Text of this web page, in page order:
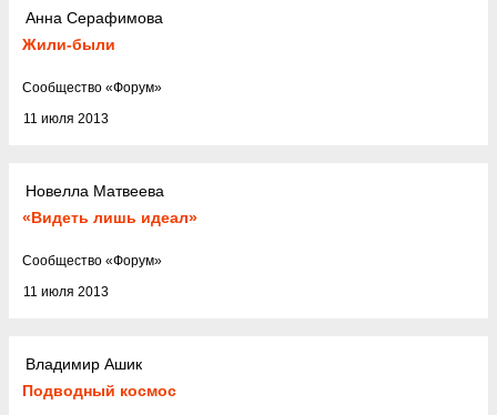
Анна Серафимова
Жили-были
11 июля 2013
Cообщество «Форум»
Новелла Матвеева
«Видеть лишь идеал»
11 июля 2013
Cообщество «Форум»
Владимир Ашик
Подводный космос